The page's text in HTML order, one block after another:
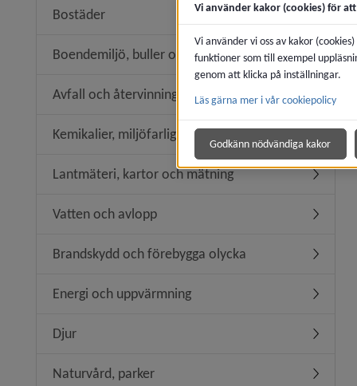
Bostäder
Boendemiljö, buller och luftkvalitet
Avfall och återvinning
Kemikalier, miljöfarlig verksamhet
Lantmäteri, kartor och mätning
Vatten och avlopp
Brandskydd och förebygga olycka
Energi och uppvärmning
Djur
Naturvård, parker
Vi använder kakor (cookies) för
Vi använder vi oss av kakor
funktioner som till exempel
genom att klicka på inställningar.
Läs gärna mer i vår cookiepolicy
Godkänn nödvändiga kakor